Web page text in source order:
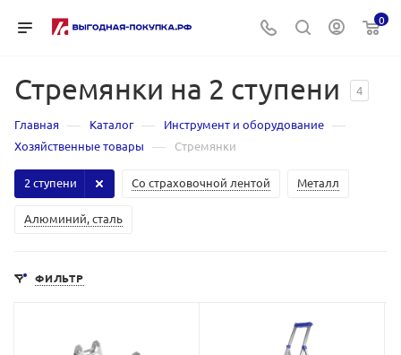
0
Стремянки на 2 ступени 4
Главная — Каталог — Инструмент и оборудование —
Хозяйственные товары — Стремянки
Со страховочной лентой Металл
Алюминий, сталь
2 ступени
ФИЛЬТР